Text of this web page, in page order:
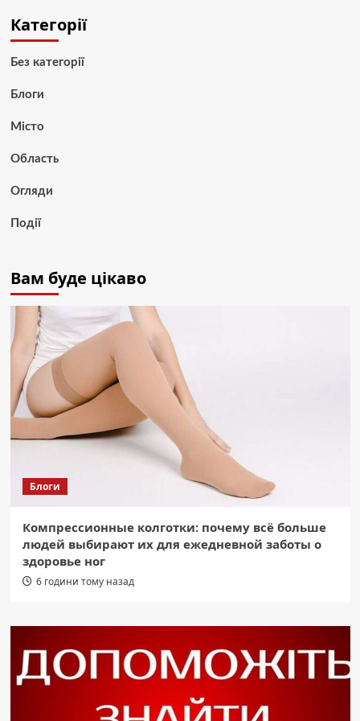
Категорії
Без категорії
Блоги
Місто
Область
Огляди
Події
Вам буде цікаво
Блоги
Компрессионные колготки: почему всё больше
людей выбирают их для ежедневной заботы о
здоровье ног
6 години тому назад